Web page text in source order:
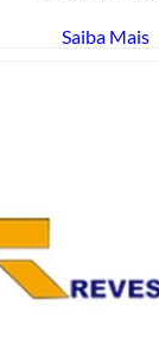
Saiba Mais